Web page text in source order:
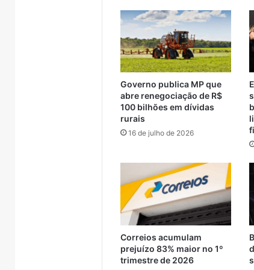
Governo publica MP que
abre renegociação de R$
100 bilhões em dívidas
rurais
16 de julho de 2026
Correios acumulam
prejuízo 83% maior no 1º
trimestre de 2026
trade turístico
metade
do